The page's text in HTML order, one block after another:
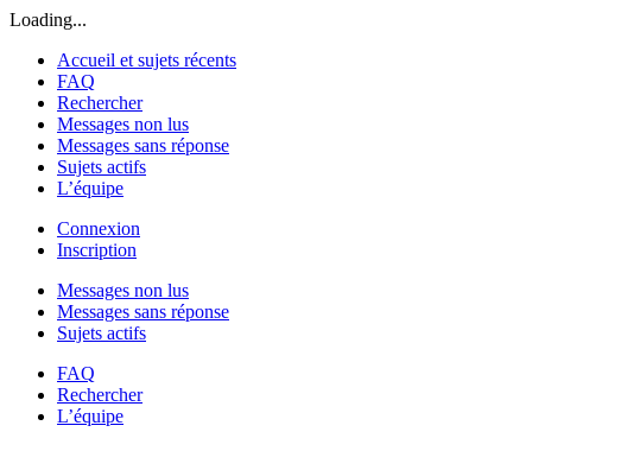
Loading...
Accueil et sujets récents
FAQ
Rechercher
Messages non lus
Messages sans réponse
Sujets actifs
L’équipe
Connexion
Inscription
Messages non lus
Messages sans réponse
Sujets actifs
FAQ
Rechercher
L’équipe